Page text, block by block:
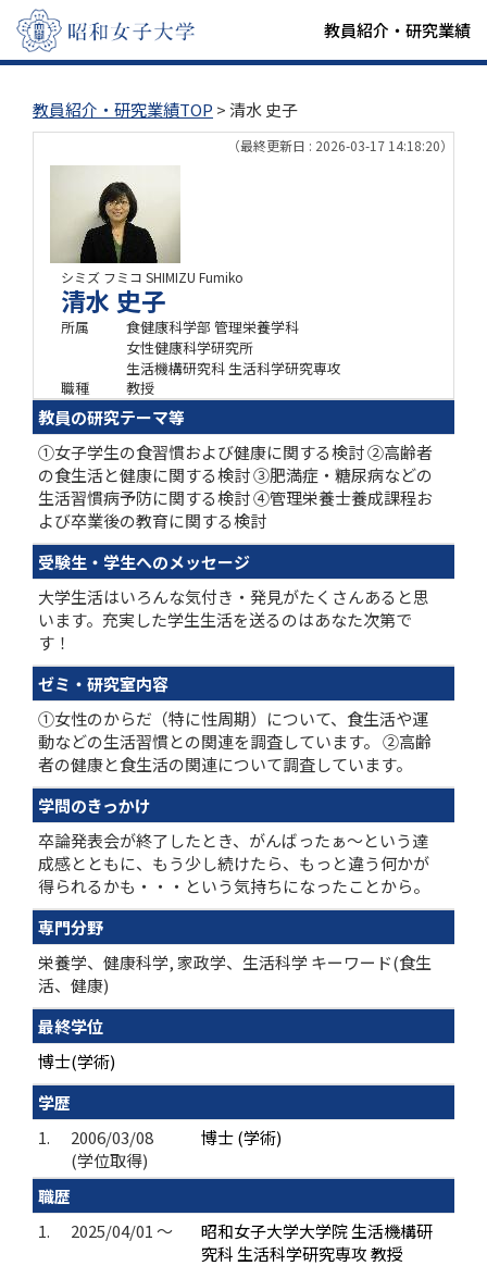
教員紹介・研究業績
教員紹介・研究業績TOP > 清水 史子
（最終更新日 : 2026-03-17 14:18:20）
シミズ フミコ SHIMIZU Fumiko
清水 史子
所属
食健康科学部 管理栄養学科
女性健康科学研究所
生活機構研究科 生活科学研究専攻
職種
教授
教員の研究テーマ等
①女子学生の食習慣および健康に関する検討 ②高齢者
の食生活と健康に関する検討 ③肥満症・糖尿病などの
生活習慣病予防に関する検討 ④管理栄養士養成課程お
よび卒業後の教育に関する検討
受験生・学生へのメッセージ
大学生活はいろんな気付き・発見がたくさんあると思
います。充実した学生生活を送るのはあなた次第で
す！
ゼミ・研究室内容
①女性のからだ（特に性周期）について、食生活や運
動などの生活習慣との関連を調査しています。 ②高齢
者の健康と食生活の関連について調査しています。
学問のきっかけ
卒論発表会が終了したとき、がんばったぁ～という達
成感とともに、もう少し続けたら、もっと違う何かが
得られるかも・・・という気持ちになったことから。
専門分野
栄養学、健康科学, 家政学、生活科学 キーワード(食生
活、健康)
最終学位
博士(学術)
学歴
1.
2006/03/08
(学位取得)
博士 (学術)
職歴
1.
2025/04/01 ～
昭和女子大学大学院 生活機構研
究科 生活科学研究専攻 教授